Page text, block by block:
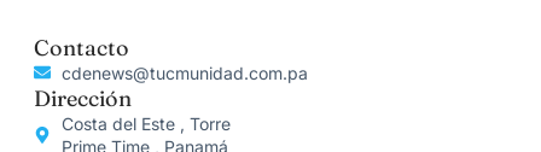
Contacto
cdenews@tucmunidad.com.pa
Dirección
Costa del Este , Torre
Prime Time , Panamá